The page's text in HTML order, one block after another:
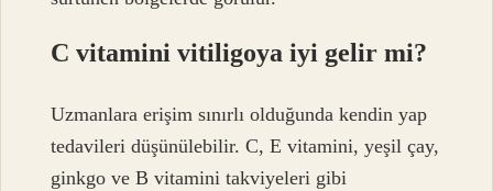
C vitamini vitiligoya iyi gelir mi?
Uzmanlara erişim sınırlı olduğunda kendin yap
tedavileri düşünülebilir. C, E vitamini, yeşil çay,
ginkgo ve B vitamini takviyeleri gibi